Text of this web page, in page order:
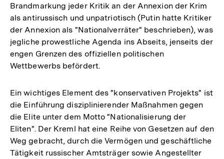
Brandmarkung jeder Kritik an der Annexion der Krim
als antirussisch und unpatriotisch (Putin hatte Kritiker
der Annexion als "Nationalverräter" beschrieben), was
jegliche prowestliche Agenda ins Abseits, jenseits der
engen Grenzen des offiziellen politischen
Wettbewerbs befördert.
Ein wichtiges Element des "konservativen Projekts" ist
die Einführung disziplinierender Maßnahmen gegen
die Elite unter dem Motto "Nationalisierung der
Eliten". Der Kreml hat eine Reihe von Gesetzen auf den
Weg gebracht, durch die Vermögen und geschäftliche
Tätigkeit russischer Amtsträger sowie Angestellter